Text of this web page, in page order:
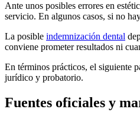
Ante unos posibles errores en
servicio. En algunos casos, si no
La posible indemnización dental
conviene prometer resultados ni
En términos prácticos, el siguiente
jurídico y probatorio.
Fuentes oficiales y